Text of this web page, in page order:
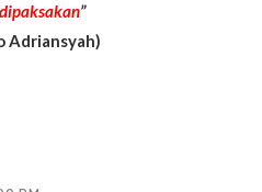
”
Adriansyah)